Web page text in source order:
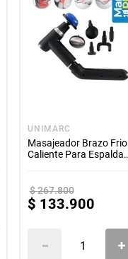
UNIMARC
Masajeador Brazo Frio
Caliente Para Espalda
$267.800
$ 133.900